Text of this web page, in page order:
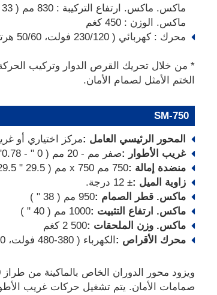
ماكس. ماكس. ارتفاع التركيبة : 830 مم ( 33 " )
ماكس. الوزن : 450 كغم
محرك : كهربائي ( 230/120 فولت، 50/60 هرتز )
* من خلال تحريك القرص الدوار وتركيب
الختم الأمثل لصمام الأمان.
SM-750
المحور الرئيسي العامل :مركز اختياري أو
غريب الأطوار :صفر مم - 20 مم ( 0 " - 0.78" )
منضدة إمالة :750 مم x 750 مم ( 29.5 " x 29.5 " )
زاوية الميل :± 12 درجة.
ماكس. قطر الصمام :950 مم ( 38 " )
ماكس. ارتفاع التثبيت :1000 مم ( 40 " )
ماكس. وزن الملحقات :500 2 كغم
محرك الأقراص : الكهرباء ( 380-480 فولت، 50/60 هرتز )